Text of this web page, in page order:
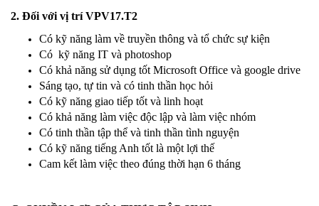
2. Đối với vị trí VPV17.T2
Có kỹ năng làm về truyền thông và tổ chức sự kiện
Có kỹ năng IT và photoshop
Có khả năng sử dụng tốt Microsoft Office và google drive
Sáng tạo, tự tin và có tinh thần học hỏi
Có kỹ năng giao tiếp tốt và linh hoạt
Có khả năng làm việc độc lập và làm việc nhóm
Có tinh thần tập thể và tinh thần tình nguyện
Có kỹ năng tiếng Anh tốt là một lợi thế
Cam kết làm việc theo đúng thời hạn 6 tháng